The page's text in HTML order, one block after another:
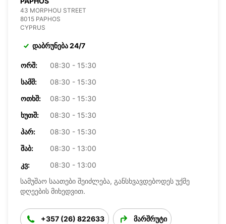
43 MORPHOU STREET
8015 PAPHOS
CYPRUS
დაბრუნება 24/7
ᲝᲠᲨ:
08:30 - 15:30
ᲡᲐᲛᲨ:
08:30 - 15:30
ᲝᲗᲮᲨ:
08:30 - 15:30
ᲮᲣᲗᲨ:
08:30 - 15:30
ᲞᲐᲠ:
08:30 - 15:30
ᲨᲐᲑ:
08:30 - 13:00
ᲙᲕ:
08:30 - 13:00
სამუშაო საათები შეიძლება, განსხვავდებოდეს უქმე
დღეების მიხედვით.
+357 (26) 822633 მარშრუტი